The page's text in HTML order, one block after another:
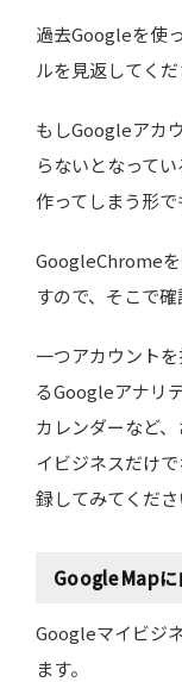
過去Googleを使
ルを見返してくだ
もしGoogleアカ
らないとなって
作ってしまう形で
GoogleChrome
すので、そこで確
一つアカウント
るGoogleアナリ
カレンダーなど
イビジネスだけ
録してみてくださ
Google Mapに
Googleマイビジ
ます。